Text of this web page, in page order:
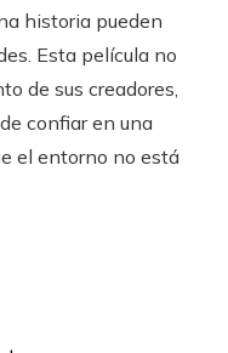
historia pueden
Esta película no
de sus creadores,
confiar en una
el entorno no está